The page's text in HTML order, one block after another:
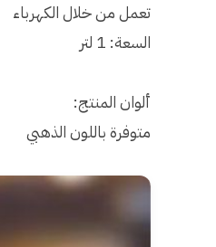
تعمل من خلال الكهرباء
السعة: 1 لتر
ألوان المنتج:
متوفرة باللون الذهبي